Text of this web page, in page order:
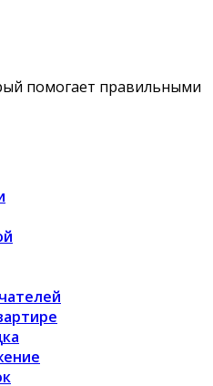
помогает правильными